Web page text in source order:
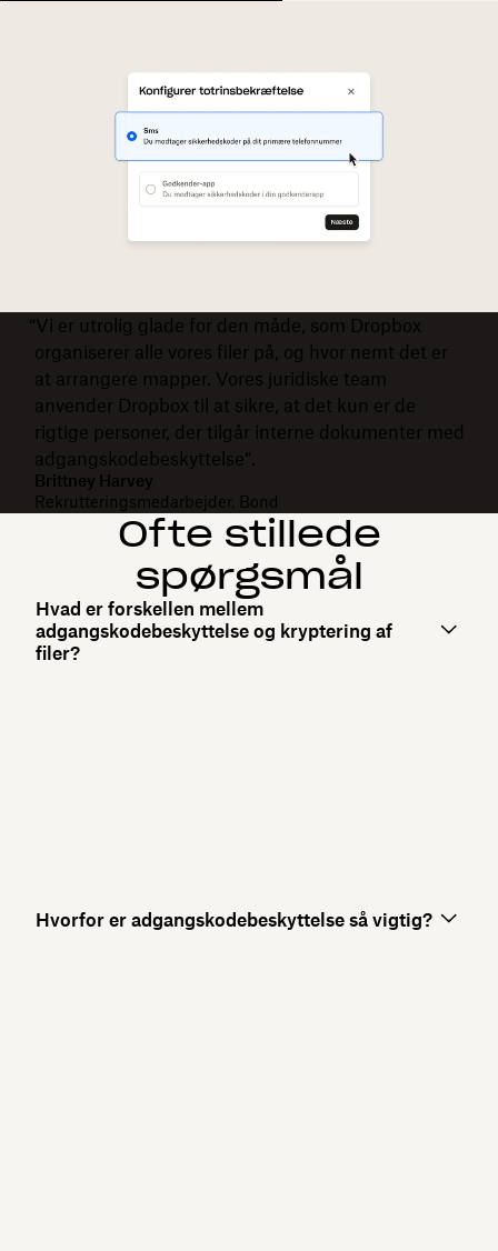
“Vi er utrolig glade for den måde, som Dropbox
organiserer alle vores filer på, og hvor nemt det er
at arrangere mapper. Vores juridiske team
anvender Dropbox til at sikre, at det kun er de
rigtige personer, der tilgår interne dokumenter med
adgangskodebeskyttelse”.
Brittney Harvey
Rekrutteringsmedarbejder, Bond
Ofte stillede
spørgsmål
Hvad er forskellen mellem
adgangskodebeskyttelse og kryptering af
filer?
Hvorfor er adgangskodebeskyttelse så vigtig?